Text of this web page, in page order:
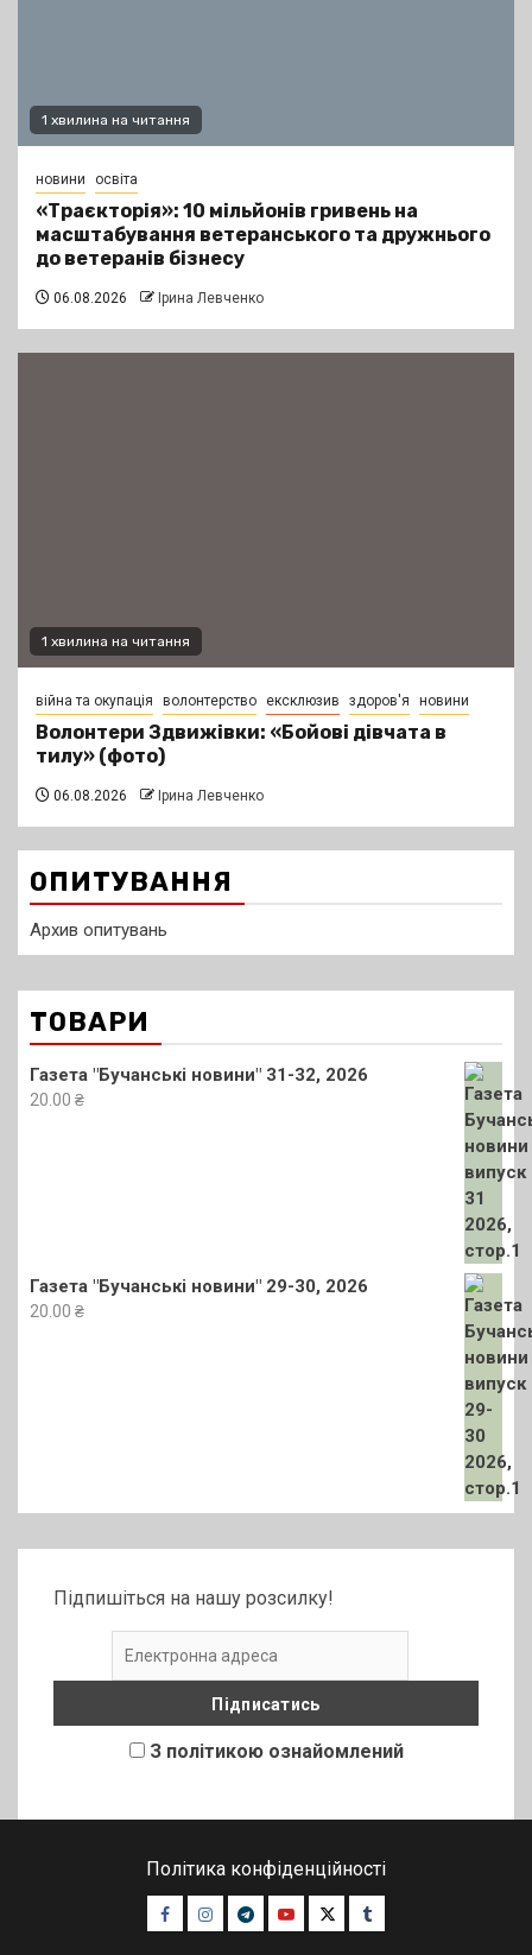
1 хвилина на читання
новини освіта
«Траєкторія»: 10 мільйонів гривень на
масштабування ветеранського та дружнього
до ветеранів бізнесу
06.08.2026 Ірина Левченко
1 хвилина на читання
війна та окупація волонтерство ексклюзив здоров'я новини
Волонтери Здвижівки: «Бойові дівчата в
тилу» (фото)
06.08.2026 Ірина Левченко
ОПИТУВАННЯ
Архив опитувань
ТОВАРИ
Газета "Бучанські новини" 31-32, 2026
20.00 ₴
Газета "Бучанські новини" 29-30, 2026
20.00 ₴
Підпишіться на нашу розсилку!
З політикою ознайомлений
Політика конфіденційності
Facebook
Instagram
TelegramYoutubeTwitterTumblr